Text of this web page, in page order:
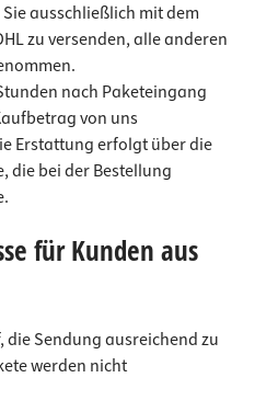
ausschließlich mit dem
zu versenden, alle anderen
nach Paketeingang
von uns
Erstattung erfolgt über die
die bei der Bestellung
für Kunden aus
die Sendung ausreichend zu
werden nicht